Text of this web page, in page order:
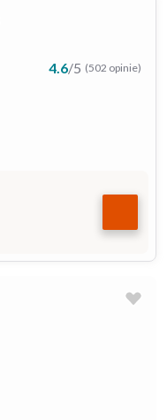
4.6/5 (502 opinie)